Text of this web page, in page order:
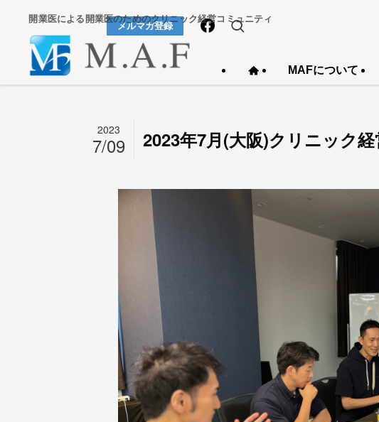
開業医による開業医のためのクリニック経営コミュニティ
MAFについて
メルマガ登録
2023年7月(大阪)クリニック
2023
7/09